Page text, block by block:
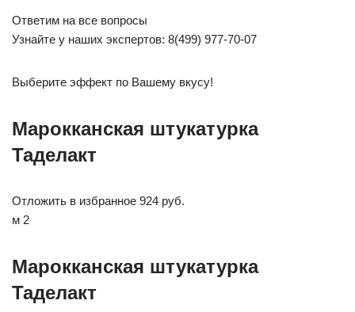
Ответим на все вопросы
Узнайте у наших экспертов: 8(499) 977-70-07
Выберите эффект по Вашему вкусу!
Марокканская штукатурка
Таделакт
Отложить в избранное 924 руб.
м 2
Марокканская штукатурка
Таделакт